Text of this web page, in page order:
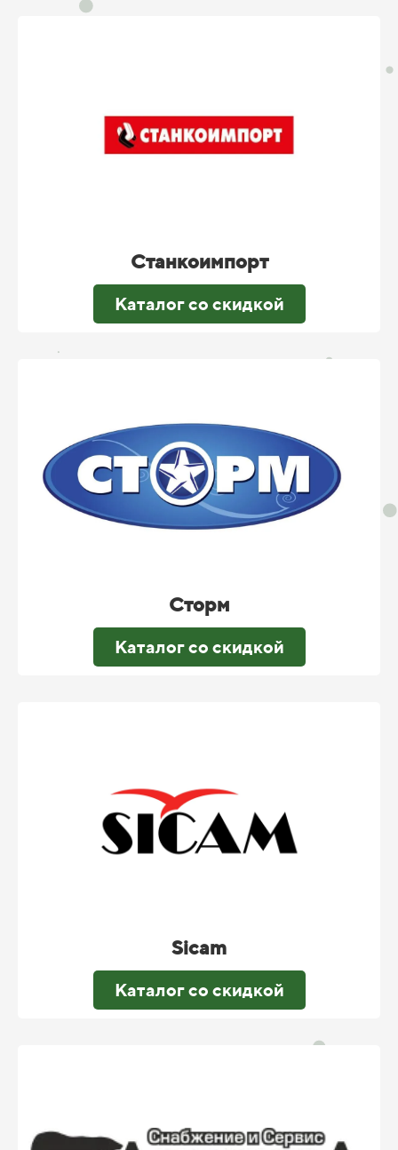
Станкоимпорт
Каталог со скидкой
Сторм
Каталог со скидкой
Sicam
Каталог со скидкой